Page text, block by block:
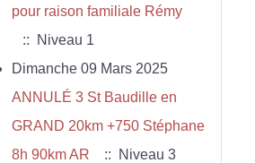
pour raison familiale Rémy
:: Niveau 1
Dimanche 09 Mars 2025
ANNULÉ 3 St Baudille en
GRAND 20km +750 Stéphane
8h 90km AR
:: Niveau 3